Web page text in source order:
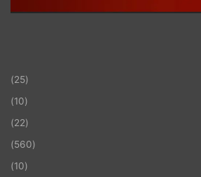
(25)
(10)
(22)
(560)
(10)